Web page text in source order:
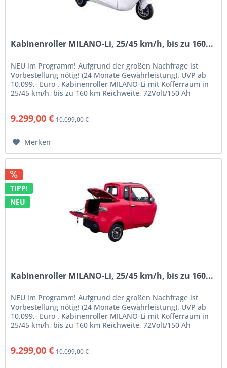
Kabinenroller MILANO-Li, 25/45 km/h, bis zu 160...
NEU im Programm! Aufgrund der großen Nachfrage ist
Vorbestellung nötig! (24 Monate Gewährleistung). UVP ab
10.099,- Euro . Kabinenroller MILANO-Li mit Kofferraum in
25/45 km/h, bis zu 160 km Reichweite, 72Volt/150 Ah
9.299,00 € 10.099,00 €
Merken
TIPP!
NEU
Kabinenroller MILANO-Li, 25/45 km/h, bis zu 160...
NEU im Programm! Aufgrund der großen Nachfrage ist
Vorbestellung nötig! (24 Monate Gewährleistung). UVP ab
10.099,- Euro . Kabinenroller MILANO-Li mit Kofferraum in
25/45 km/h, bis zu 160 km Reichweite, 72Volt/150 Ah
9.299,00 € 10.099,00 €